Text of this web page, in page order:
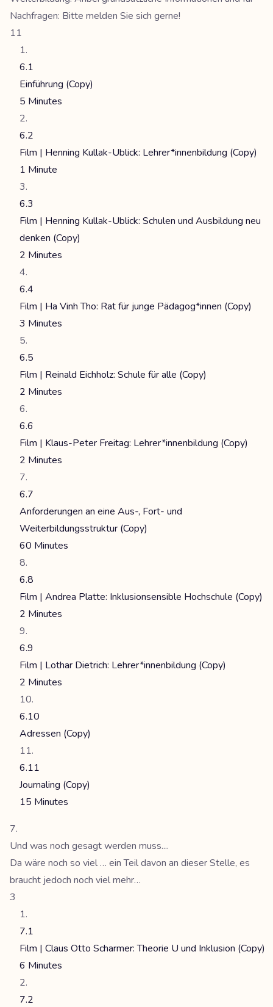
Nachfragen: Bitte melden Sie sich gerne!
11
6.1
Einführung (Copy)
5 Minutes
6.2
Film | Henning Kullak-Ublick: Lehrer*innenbildung (Copy)
1 Minute
6.3
Film | Henning Kullak-Ublick: Schulen und Ausbildung neu
denken (Copy)
2 Minutes
6.4
Film | Ha Vinh Tho: Rat für junge Pädagog*innen (Copy)
3 Minutes
6.5
Film | Reinald Eichholz: Schule für alle (Copy)
2 Minutes
6.6
Film | Klaus-Peter Freitag: Lehrer*innenbildung (Copy)
2 Minutes
6.7
Anforderungen an eine Aus-, Fort- und
Weiterbildungsstruktur (Copy)
60 Minutes
6.8
Film | Andrea Platte: Inklusionsensible Hochschule (Copy)
2 Minutes
6.9
Film | Lothar Dietrich: Lehrer*innenbildung (Copy)
2 Minutes
6.10
Adressen (Copy)
6.11
Journaling (Copy)
15 Minutes
Und was noch gesagt werden muss....
Da wäre noch so viel … ein Teil davon an dieser Stelle, es
braucht jedoch noch viel mehr…
3
7.1
Film | Claus Otto Scharmer: Theorie U und Inklusion (Copy)
6 Minutes
7.2